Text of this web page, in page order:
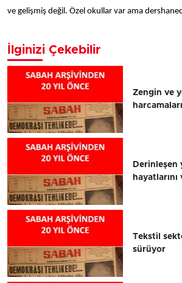
ve gelişmiş değil. Özel okullar var ama
İlginizi Çekebilir
Zengin ve
Derinleşen
hayatlarını
Tekstil
sürüyor